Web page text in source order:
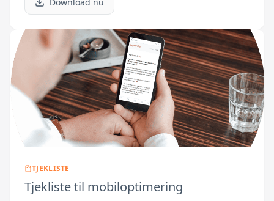
TJEKLISTE
Tjekliste til mobiloptimering